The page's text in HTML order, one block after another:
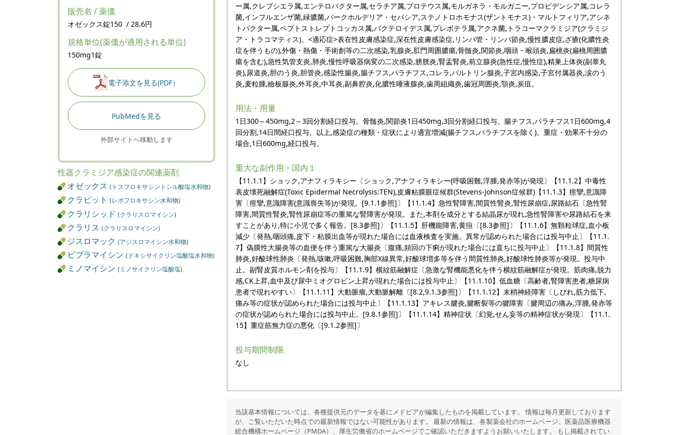
販売名 / 薬価
オゼックス錠150 / 28.6円
規格単位(薬価が適用される単位)
150mg1錠
電子添文を見る(PDF）
PubMedを見る
外部サイトへ移動します
性器クラミジア感染症の関連薬剤
オゼックス(トスフロキサシントシル酸塩水和物)
クラビット(レボフロキサシン水和物)
クラリシッド(クラリスロマイシン)
クラリス(クラリスロマイシン)
ジスロマック(アジスロマイシン水和物)
ビブラマイシン(ドキシサイクリン塩酸塩水和物)
ミノマイシン(ミノサイクリン塩酸塩)
ー属,クレブシエラ属,エンテロバクター属,セラチア属,プロテウス属,モルガネラ・モルガニー,プロビデンシア属,コレラ
菌,インフルエンザ菌,緑膿菌,バークホルデリア・セパシア,ステノトロホモナス(ザントモナス)・マルトフィリア,アシネ
トバクター属,ペプトストレプトコッカス属,バクテロイデス属,プレボテラ属,アクネ菌,トラコーマクラミジア(クラミジ
ア・トラコマティス)。<適応症>表在性皮膚感染症,深在性皮膚感染症,リンパ管・リンパ節炎,慢性膿皮症,ざ瘡(化膿性炎
症を伴うもの),外傷・熱傷・手術創等の二次感染,乳腺炎,肛門周囲膿瘍,骨髄炎,関節炎,咽頭・喉頭炎,扁桃炎(扁桃周囲膿
瘍を含む),急性気管支炎,肺炎,慢性呼吸器病変の二次感染,膀胱炎,腎盂腎炎,前立腺炎(急性症,慢性症),精巣上体炎(副睾丸
炎),尿道炎,胆のう炎,胆管炎,感染性腸炎,腸チフス,パラチフス,コレラ,バルトリン腺炎,子宮内感染,子宮付属器炎,涙のう
炎,麦粒腫,瞼板腺炎,外耳炎,中耳炎,副鼻腔炎,化膿性唾液腺炎,歯周組織炎,歯冠周囲炎,顎炎,炭疽。
用法・用量
1日300～450mg,2～3回分割経口投与。骨髄炎,関節炎1日450mg,3回分割経口投与。腸チフス,パラチフス1日600mg,4
回分割,14日間経口投与。以上,感染症の種類・症状により適宜増減(腸チフス,パラチフスを除く)。重症・効果不十分の
場合,1日600mg,経口投与。
重大な副作用・国内１
【11.1.1】ショック,アナフィラキシー〔ショック,アナフィラキシー(呼吸困難,浮腫,発赤等)が発現〕【11.1.2】中毒性
表皮壊死融解症(Toxic Epidermal Necrolysis:TEN),皮膚粘膜眼症候群(Stevens-Johnson症候群)【11.1.3】痙攣,意識障
害〔痙攣,意識障害(意識喪失等)が発現。[9.1.1参照]〕【11.1.4】急性腎障害,間質性腎炎,腎性尿崩症,尿路結石〔急性腎
障害,間質性腎炎,腎性尿崩症等の重篤な腎障害が発現。また,本剤を成分とする結晶尿が現れ,急性腎障害や尿路結石を来
すことがあり,特に小児で多く報告。[8.3参照]〕【11.1.5】肝機能障害,黄疸〔[8.3参照]〕【11.1.6】無顆粒球症,血小板
減少〔発熱,咽頭痛,皮下・粘膜出血等が現れた場合には血液検査を実施。異常が認められた場合には投与中止〕【11.1.
7】偽膜性大腸炎等の血便を伴う重篤な大腸炎〔腹痛,頻回の下痢が現れた場合には直ちに投与中止〕【11.1.8】間質性
肺炎,好酸球性肺炎〔発熱,咳嗽,呼吸困難,胸部X線異常,好酸球増多等を伴う間質性肺炎,好酸球性肺炎等が発現。投与中
止。副腎皮質ホルモン剤を投与〕【11.1.9】横紋筋融解症〔急激な腎機能悪化を伴う横紋筋融解症が発現。筋肉痛,脱力
感,CK上昇,血中及び尿中ミオグロビン上昇が現れた場合には投与中止〕【11.1.10】低血糖〔高齢者,腎障害患者,糖尿病
患者で現れやすい〕【11.1.11】大動脈瘤,大動脈解離〔[8.2,9.1.3参照]〕【11.1.12】末梢神経障害〔しびれ,筋力低下,
痛み等の症状が認められた場合には投与中止〕【11.1.13】アキレス腱炎,腱断裂等の腱障害〔腱周辺の痛み,浮腫,発赤等
の症状が認められた場合には投与中止。[9.8.1参照]〕【11.1.14】精神症状〔幻覚,せん妄等の精神症状が発現〕【11.1.
15】重症筋無力症の悪化〔[9.1.2参照]〕
投与期間制限
なし
当該基本情報については、各種提供元のデータを基にメドピアが編集したものを掲載しています。 情報は毎月更新しております
が、ご覧いただいた時点での最新情報ではない可能性があります。 最新の情報は、各製薬会社のホームページ、医薬品医療機器
総合機構ホームページ（PMDA）、厚生労働省のホームページでご確認いただきますようお願いいたします。 もし掲載されてい